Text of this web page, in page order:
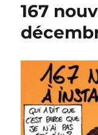
!
167